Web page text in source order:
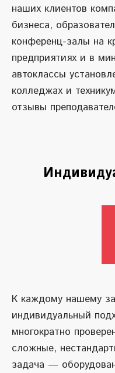
наших клиентов
бизнеса,
конференц-залы на
предприятиях и в
автоклассы
колледжах и
отзывы
К каждому нашему
индивидуальный
многократно
сложные,
задача —